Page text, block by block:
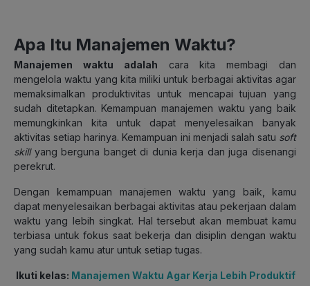
Apa Itu Manajemen Waktu?
Manajemen waktu adalah cara kita membagi dan
mengelola waktu yang kita miliki untuk berbagai aktivitas agar
memaksimalkan produktivitas untuk mencapai tujuan yang
sudah ditetapkan. Kemampuan manajemen waktu yang baik
memungkinkan kita untuk dapat menyelesaikan banyak
aktivitas setiap harinya. Kemampuan ini menjadi salah satu soft
skillyang berguna banget di dunia kerja dan juga disenangi
perekrut.
Dengan kemampuan manajemen waktu yang baik, kamu
dapat menyelesaikan berbagai aktivitas atau pekerjaan dalam
waktu yang lebih singkat. Hal tersebut akan membuat kamu
terbiasa untuk fokus saat bekerja dan disiplin dengan waktu
yang sudah kamu atur untuk setiap tugas.
Ikuti kelas: Manajemen Waktu Agar Kerja Lebih Produktif